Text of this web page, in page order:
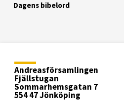
Dagens bibelord
Andreasförsamlingen
Fjällstugan
Sommarhemsgatan 7
554 47 Jönköping